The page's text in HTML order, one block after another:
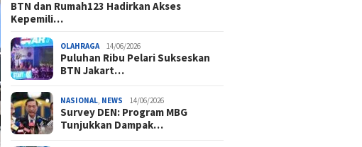
BTN dan Rumah123 Hadirkan Akses
Kepemili…
OLAHRAGA 14/06/2026
Puluhan Ribu Pelari Sukseskan
BTN Jakart…
NASIONAL NEWS 14/06/2026
Survey DEN: Program MBG
Tunjukkan Dampak…